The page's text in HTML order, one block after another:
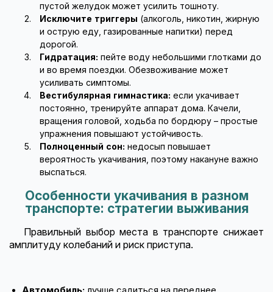
пустой желудок может усилить тошноту.
Исключите триггеры (алкоголь, никотин, жирную
и острую еду, газированные напитки) перед
дорогой.
Гидратация: пейте воду небольшими глотками до
и во время поездки. Обезвоживание может
усиливать симптомы.
Вестибулярная гимнастика: если укачивает
постоянно, тренируйте аппарат дома. Качели,
вращения головой, ходьба по бордюру – простые
упражнения повышают устойчивость.
Полноценный сон: недосып повышает
вероятность укачивания, поэтому накануне важно
выспаться.
Особенности укачивания в разном
транспорте: стратегии выживания
Правильный выбор места в транспорте снижает
амплитуду колебаний и риск приступа.
Автомобиль:лучше садиться на переднее